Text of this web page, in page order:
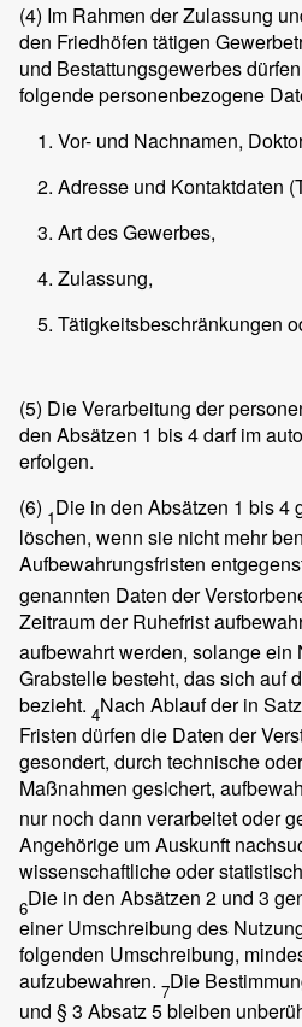
(4) Im Rahmen der Zulassung
den Friedhöfen tätigen
und Bestattungsgewerbes
folgende personenbezogene
Vor- und Nachnamen,
Adresse und Kontaktdaten
Art des Gewerbes,
Zulassung,
Tätigkeitsbeschränkungen
(5) Die Verarbeitung der
den Absätzen 1 bis 4 darf im
erfolgen.
(6) 1Die in den Absätzen 1 bis 4
löschen, wenn sie nicht mehr
Aufbewahrungsfristen
genannten Daten der
Zeitraum der Ruhefrist
aufbewahrt werden, solange ein
Grabstelle besteht, das sich auf
bezieht. 4Nach Ablauf der in
Fristen dürfen die Daten der
gesondert, durch technische
Maßnahmen gesichert,
nur noch dann verarbeitet oder
Angehörige um Auskunft
wissenschaftliche oder
6Die in den Absätzen 2 und 3
einer Umschreibung des
folgenden Umschreibung,
aufzubewahren. 7Die
und § 3 Absatz 5 bleiben